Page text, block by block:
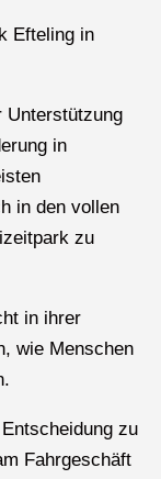
Efteling in
Unterstützung
in
in den vollen
zu
in ihrer
wie Menschen
zu
Fahrgeschäft